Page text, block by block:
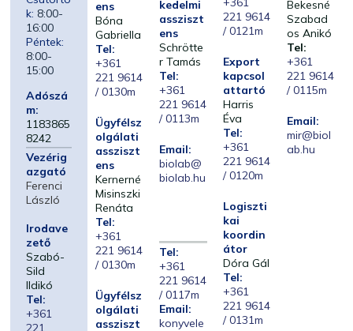
k: 8:00-
16:00
Péntek:
8:00-
15:00
Adószá
m:
1183865
8242
Vezérig
azgató
Ferenci
László
Irodave
zető
Szabó-
Sild
Ildikó
Tel:
+361
221
ens
Bóna
Gabriella
Tel:
+361
221 9614
/ 0130m
Ügyfélsz
olgálati
assziszt
ens
Kernerné
Misinszki
Renáta
Tel:
+361
221 9614
/ 0130m
Ügyfélsz
olgálati
assziszt
kedelmi
assziszt
ens
Schrötte
r Tamás
Tel:
+361
221 9614
/ 0113m
Email:
biolab@
biolab.hu
Tel:
+361
221 9614
/ 0117m
Email:
konyvele
221 9614
/ 0121m
Export
kapcsol
attartó
Harris
Éva
Tel:
+361
221 9614
/ 0120m
Logiszti
kai
koordin
átor
Dóra Gál
Tel:
+361
221 9614
/ 0131m
Bekesné
Szabad
os Anikó
Tel:
+361
221 9614
/ 0115m
Email:
mir@biol
ab.hu